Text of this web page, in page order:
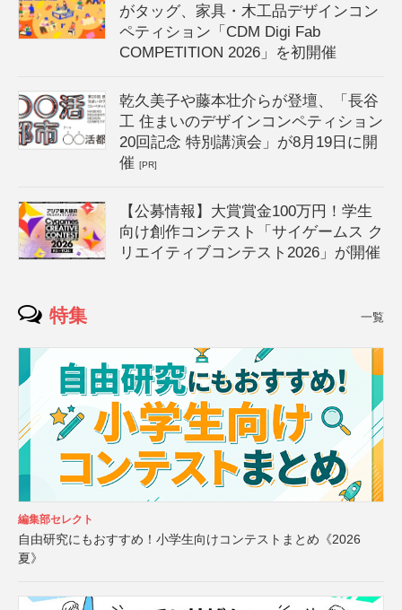
がタッグ、家具・木工品デザインコン
ペティション「CDM Digi Fab
COMPETITION 2026」を初開催
乾久美子や藤本壮介らが登壇、「長谷
工 住まいのデザインコンペティション
20回記念 特別講演会」が8月19日に開
催[PR]
【公募情報】大賞賞金100万円！学生
向け創作コンテスト「サイゲームス ク
リエイティブコンテスト2026」が開催
特集 一覧
編集部セレクト
自由研究にもおすすめ！小学生向けコンテストまとめ《2026
夏》